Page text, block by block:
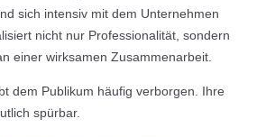
sich intensiv mit dem Unternehmen
nicht nur Professionalität, sondern
einer wirksamen Zusammenarbeit.
dem Publikum häufig verborgen. Ihre
spürbar.